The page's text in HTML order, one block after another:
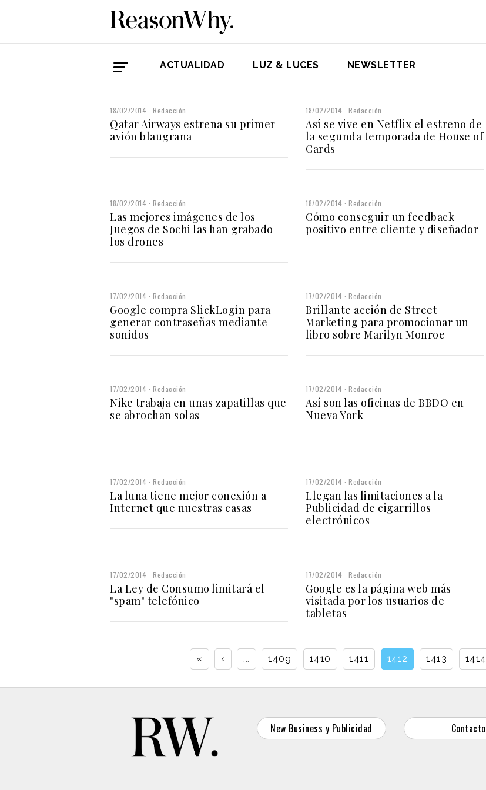
ACTUALIDAD LUZ & LUCES NEWSLETTER
18/02/2014 Redacción
Qatar Airways estrena su primer
avión blaugrana
18/02/2014 Redacción
Así se vive en Netflix el estreno de
la segunda temporada de House of
Cards
18/02/2014 Redacción
Las mejores imágenes de los
Juegos de Sochi las han grabado
los drones
18/02/2014 Redacción
Cómo conseguir un feedback
positivo entre cliente y diseñador
17/02/2014 Redacción
Google compra SlickLogin para
generar contraseñas mediante
sonidos
17/02/2014 Redacción
Brillante acción de Street
Marketing para promocionar un
libro sobre Marilyn Monroe
17/02/2014 Redacción
Nike trabaja en unas zapatillas que
se abrochan solas
17/02/2014 Redacción
Así son las oficinas de BBDO en
Nueva York
17/02/2014 Redacción
La luna tiene mejor conexión a
Internet que nuestras casas
17/02/2014 Redacción
Llegan las limitaciones a la
Publicidad de cigarrillos
electrónicos
17/02/2014 Redacción
La Ley de Consumo limitará el
"spam" telefónico
17/02/2014 Redacción
Google es la página web más
visitada por los usuarios de
tabletas
« ‹ ... 1409 1410 1411 1412 1413 1414
New Business y Publicidad Contacto